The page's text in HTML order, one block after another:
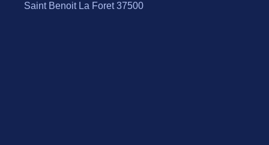
Saint Benoit La Foret 37500